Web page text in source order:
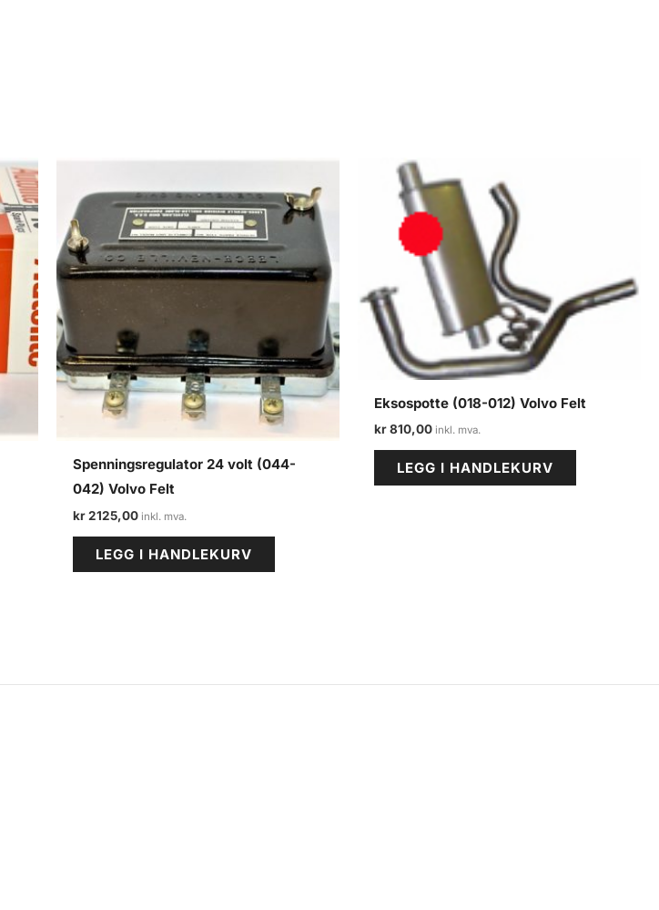
Spenningsregulator 24 volt (044-
042) Volvo Felt
kr2125,00
LEGG I HANDLEKURV
Eksospotte (018-012) Volvo Felt
kr810,00
LEGG I HANDLEKURV